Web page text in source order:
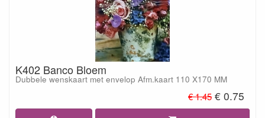
K402 Banco Bloem
Dubbele wenskaart met envelop Afm.kaart 110 X170 MM
€ 1.45 € 0.75